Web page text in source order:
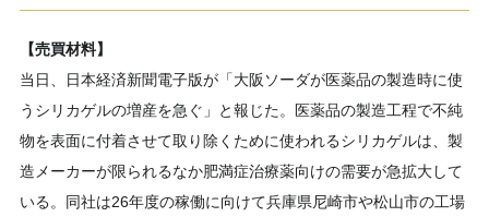
【売買材料】
当日、日本経済新聞電子版が「大阪ソーダが医薬品の製造時に使
うシリカゲルの増産を急ぐ」と報じた。医薬品の製造工程で不純
物を表面に付着させて取り除くために使われるシリカゲルは、製
造メーカーが限られるなか肥満症治療薬向けの需要が急拡大して
いる。同社は26年度の稼働に向けて兵庫県尼崎市や松山市の工場